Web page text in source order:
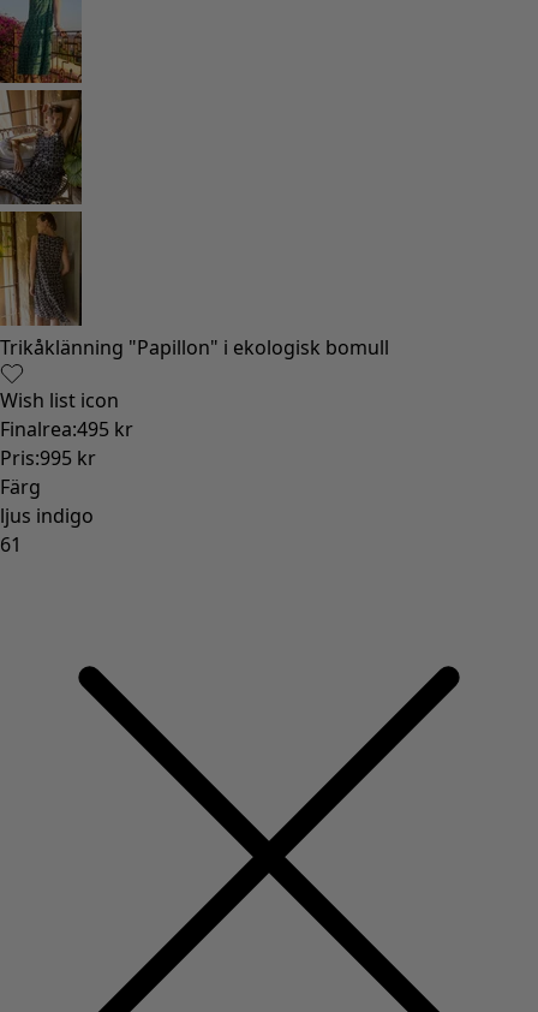
Lantlig inredning
Rolig inredning
Färgglad inredning
Blommig inredning
Natur
Bohemisk inredning
Skandinavisk inredning
Mysig inredning